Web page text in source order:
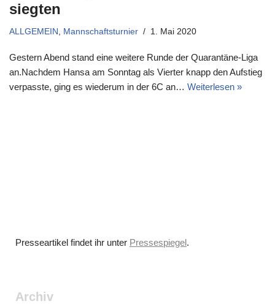
siegten
ALLGEMEIN Mannschaftsturnier 1. Mai 2020
Gestern Abend stand eine weitere Runde der Quarantäne-Liga
an.Nachdem Hansa am Sonntag als Vierter knapp den Aufstieg
verpasste, ging es wiederum in der 6C an… Weiterlesen »
Presseartikel findet ihr unter Pressespiegel.
Archiv